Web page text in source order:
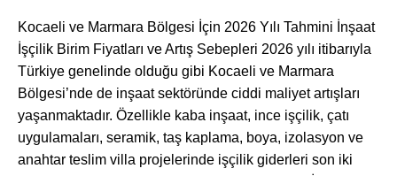
Kocaeli ve Marmara Bölgesi İçin 2026 Yılı Tahmini İnşaat
İşçilik Birim Fiyatları ve Artış Sebepleri 2026 yılı itibarıyla
Türkiye genelinde olduğu gibi Kocaeli ve Marmara
Bölgesi’nde de inşaat sektöründe ciddi maliyet artışları
yaşanmaktadır. Özellikle kaba inşaat, ince işçilik, çatı
uygulamaları, seramik, taş kaplama, boya, izolasyon ve
anahtar teslim villa projelerinde işçilik giderleri son iki